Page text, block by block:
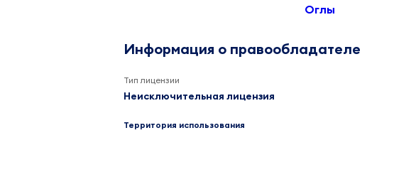
Оглы
Информация о правообладателе
Тип лицензии
Неисключительная лицензия
Территория использования